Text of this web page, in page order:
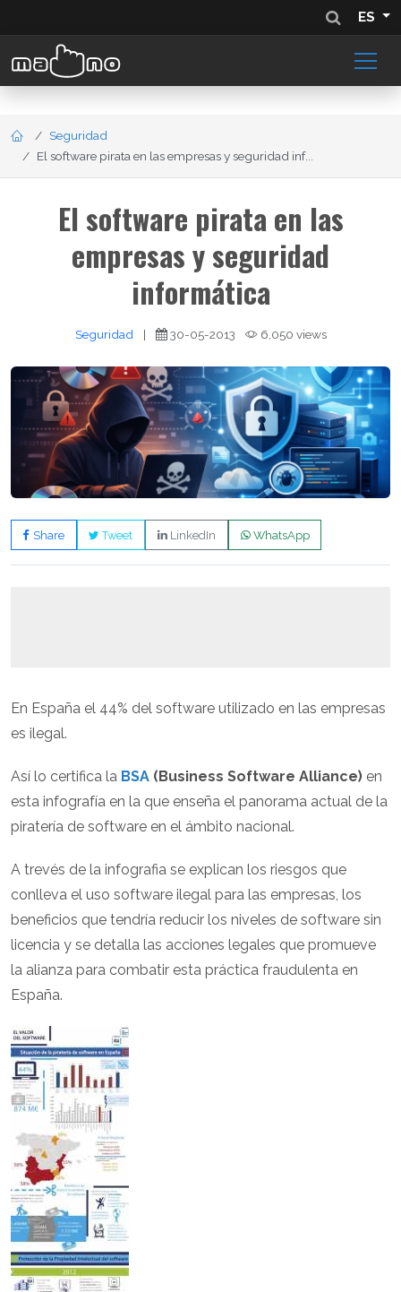
ES
Seguridad
El software pirata en las empresas y seguridad inf...
El software pirata en las
empresas y seguridad
informática
Seguridad | 30-05-2013 6,050 views
Share Tweet LinkedIn WhatsApp
En España el 44% del software utilizado en las empresas
es ilegal.
Así lo certifica la BSA (Business Software Alliance) en
esta infografía en la que enseña el panorama actual de la
piratería de software en el ámbito nacional.
A trevés de la infografia se explican los riesgos que
conlleva el uso software ilegal para las empresas, los
beneficios que tendría reducir los niveles de software sin
licencia y se detalla las acciones legales que promueve
la alianza para combatir esta práctica fraudulenta en
España.